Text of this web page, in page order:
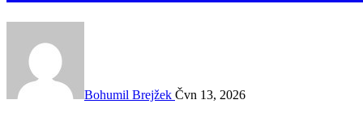
Bohumil Brejžek Čvn 13, 2026